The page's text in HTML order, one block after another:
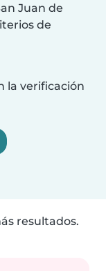
Juan de
de
la verificación
resultados.